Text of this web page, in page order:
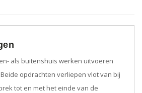
als buitenshuis werken uitvoeren
opdrachten verliepen vlot van bij
tot en met het einde van de